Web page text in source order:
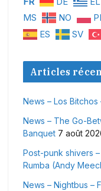
MS
NO
ES
SV
Articles
News – Los Bitchos
News – The Go-
Banquet 7 août
Post-punk shivers
Rumba (Andy
News – Nightbus –